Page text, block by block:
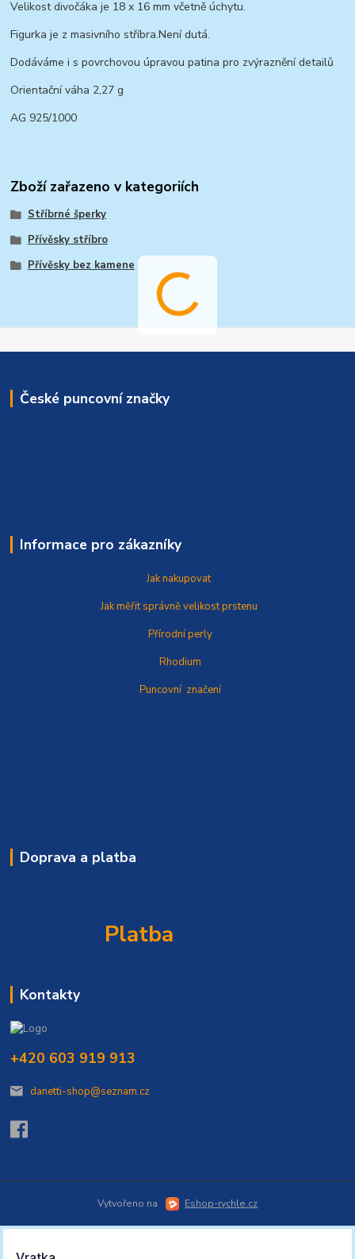
Velikost divočáka je 18 x 16 mm včetně úchytu.
Figurka je z masivního stříbra.Není dutá.
Dodáváme i s povrchovou úpravou patina pro zvýraznění detailů
Orientační váha 2,27 g
AG 925/1000
Zboží zařazeno v kategoriích
Stříbrné šperky
Přívěsky stříbro
Přívěsky bez kamene
České puncovní značky
Informace pro zákazníky
Jak nakupovat
Jak měřit správněvelikost prstenu
Přírodní perly
Rhodium
Puncovní značení
Doprava a platba
Platba
Kontakty
+420 603 919 913
danetti-shop@seznam.cz
Vytvořeno na Eshop-rychle.cz